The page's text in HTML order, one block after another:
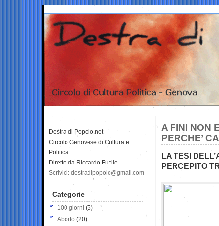
A FINI NON
PERCHE’
LA TESI
PERCEPITO
Destra di Popolo.net
Circolo Genovese di Cultura e
Politica
Diretto da Riccardo Fucile
Scrivici: destradipopolo@gmail.com
Categorie
100 giorni (5)
Aborto (20)